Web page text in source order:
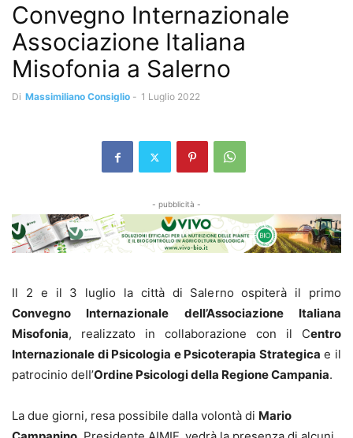
Convegno Internazionale
Associazione Italiana
Misofonia a Salerno
Di Massimiliano Consiglio - 1 Luglio 2022
- pubblicità -
Il 2 e il 3 luglio la città di Salerno ospiterà il primo
Convegno Internazionale deII’Associazione Italiana
Misofonia, realizzato in collaborazione con il Centro
Internazionale di Psicologia e Psicoterapia Strategica e il
patrocinio deII’Ordine Psicologi della Regione Campania.
La due giorni, resa possibile dalla volontà di Mario